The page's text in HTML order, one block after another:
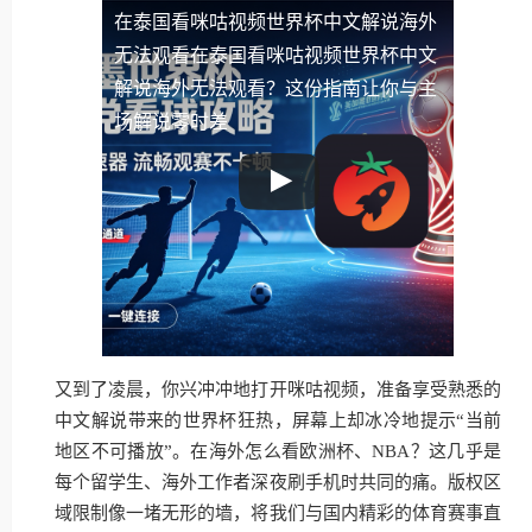
在泰国看咪咕视频世界杯中文解说海外
无法观看在泰国看咪咕视频世界杯中文
解说海外无法观看？这份指南让你与主
场解说零时差
又到了凌晨，你兴冲冲地打开咪咕视频，准备享受熟悉的
中文解说带来的世界杯狂热，屏幕上却冰冷地提示“当前
地区不可播放”。在海外怎么看欧洲杯、NBA？这几乎是
每个留学生、海外工作者深夜刷手机时共同的痛。版权区
域限制像一堵无形的墙，将我们与国内精彩的体育赛事直